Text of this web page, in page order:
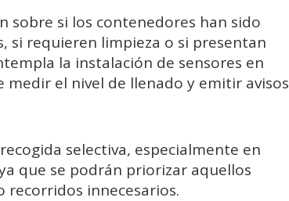
sobre si los contenedores han sido
si requieren limpieza o si presentan
la instalación de sensores en
el nivel de llenado y emitir avisos
selectiva, especialmente en
que se podrán priorizar aquellos
recorridos innecesarios.